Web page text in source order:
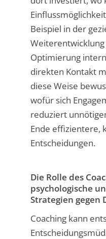
Beispiel in der
Optimierung
direkten Kontakt
diese Weise
wofür sich
reduziert
Ende effizientere,
Entscheidungen.
Die Rolle des
psychologische
Strategien gegen
Coaching kann